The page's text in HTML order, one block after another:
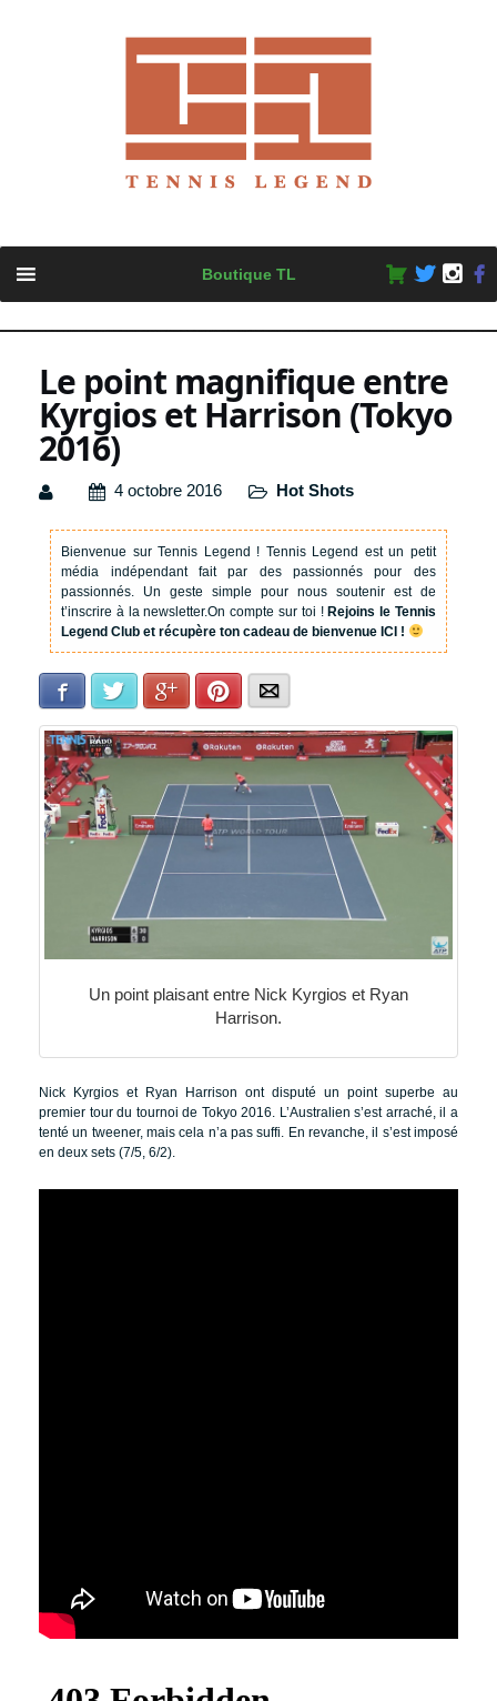
content
Boutique TL
Le point magnifique entre
Kyrgios et Harrison (Tokyo
2016)
4 octobre 2016 Hot Shots
Bienvenue sur Tennis Legend ! Tennis Legend est un petit
média indépendant fait par des passionnés pour des
passionnés. Un geste simple pour nous soutenir est de
t’inscrire à la newsletter.On compte sur toi !Rejoins le Tennis
Legend Club et récupère ton cadeau de bienvenue ICI !
Facebook Twitter Google+Pinterest
Un point plaisant entre Nick Kyrgios et Ryan
Harrison.
Nick Kyrgios et Ryan Harrison ont disputé un point superbe au
premier tour du tournoi de Tokyo 2016. L’Australien s’est arraché, il a
tenté un tweener, mais cela n’a pas suffi. En revanche, il s’est imposé
en deux sets (7/5, 6/2).